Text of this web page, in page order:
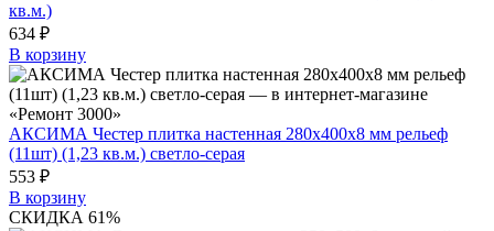
кв.м.)
634 ₽
В корзину
АКСИМА Честер плитка настенная 280х400х8 мм рельеф
(11шт) (1,23 кв.м.) светло-серая
553 ₽
В корзину
СКИДКА 61%